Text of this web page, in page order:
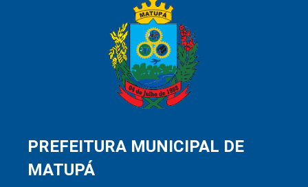
PREFEITURA MUNICIPAL DE
MATUPÁ